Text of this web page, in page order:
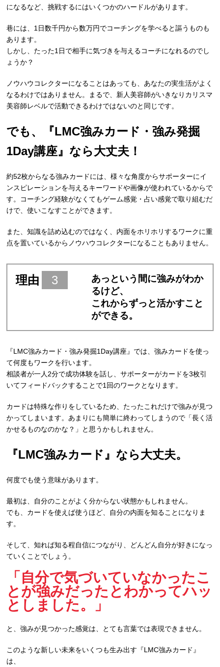
になるなど、挑戦するにはいくつかのハードルがあります。
巷には、1日数千円から数万円でコーチングを学べると謳うものも
あります。
しかし、たった1日で相手に気づきを与えるコーチになれるのでし
ょうか？
ノウハウコレクターになることはあっても、あなたの実生活がよく
なるわけではありません。まるで、新人美容師がいきなりカリスマ
美容師レベルで活動できるわけではないのと同じです。
でも、『LMC強みカード・強み発掘
1Day講座』なら大丈夫！
約52枚からなる強みカードには、様々な角度からサポーターにイ
ンスピレーションを与えるキーワードや画像が使われているからで
す。コーチング経験がなくてもゲーム感覚・占い感覚で取り組むだ
けで、使いこなすことができます。
また、知識を詰め込むのではなく、内面をホリホリするワークに重
点を置いているからノウハウコレクターになることもありません。
理由 3
あっという間に強みがわか
るけど、
これからずっと活かすこと
ができる。
『LMC強みカード・強み発掘1Day講座』では、強みカードを使っ
て何度もワークを行います。
相談者が一人2分で成功体験を話し、サポーターがカードを3枚引
いてフィードバックすることで1回のワークとなります。
カードは特殊な作りをしているため、たったこれだけで強みが見つ
かってしまいます。あまりにも簡単に終わってしまうので「長く活
かせるものなのかな？」と思うかもしれません。
『LMC強みカード』なら大丈夫。
何度でも使う意味があります。
最初は、自分のことがよく分からない状態かもしれません。
でも、カードを使えば使うほど、自分の内面を知ることになりま
す。
そして、知れば知る程自信につながり、どんどん自分が好きになっ
ていくことでしょう。
「自分で気づいていなかったこ
とが強みだったとわかってハッ
としました。」
と、強みが見つかった感覚は、とても言葉では表現できません。
このような新しい未来をいくつも生み出す『LMC強みカード』
は、